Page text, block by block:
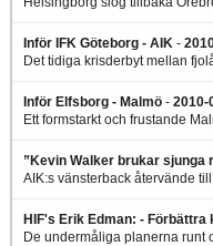
Inför IFK Göteborg - AIK -
Det tidiga krisderbyt mellan
Inför Elfsborg - Malmö - 2010-
Ett formstarkt och frustande
”Kevin Walker brukar sjunga
AIK:s vänsterback återvände
HIF's Erik Edman: - Förbättra
De undermåliga planerna runt